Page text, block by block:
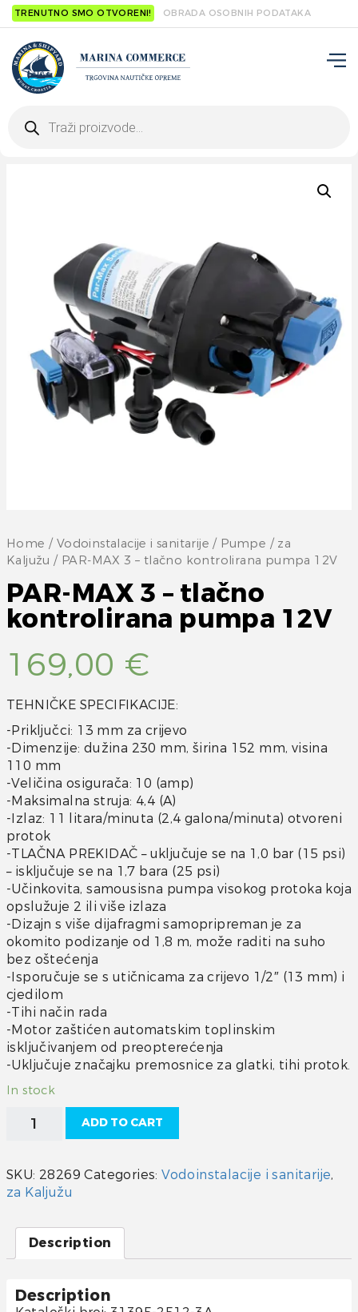
TRENUTNO SMO OTVORENI! OBRADA OSOBNIH PODATAKA
search
Home / Vodoinstalacije i sanitarije / Pumpe / za
Kaljužu / PAR-MAX 3 – tlačno kontrolirana pumpa 12V
PAR-MAX 3 – tlačno
kontrolirana pumpa 12V
169,00 €
TEHNIČKE SPECIFIKACIJE:
-Priključci: 13 mm za crijevo
-Dimenzije: dužina 230 mm, širina 152 mm, visina
110 mm
-Veličina osigurača: 10 (amp)
-Maksimalna struja: 4,4 (A)
-Izlaz: 11 litara/minuta (2,4 galona/minuta) otvoreni
protok
-TLAČNA PREKIDAČ – uključuje se na 1,0 bar (15 psi)
– isključuje se na 1,7 bara (25 psi)
-Učinkovita, samousisna pumpa visokog protoka koja
opslužuje 2 ili više izlaza
-Dizajn s više dijafragmi samopripreman je za
okomito podizanje od 1,8 m, može raditi na suho
bez oštećenja
-Isporučuje se s utičnicama za crijevo 1/2″ (13 mm) i
cjedilom
-Tihi način rada
-Motor zaštićen automatskim toplinskim
isključivanjem od preopterećenja
-Uključuje značajku premosnice za glatki, tihi protok.
In stock
PAR-
MAX
-
tlačno
kontrolirana
12V
quantity
ADD TO CART
SKU: 28269 Categories:Vodoinstalacije i sanitarije,
za Kaljužu
Description
Description